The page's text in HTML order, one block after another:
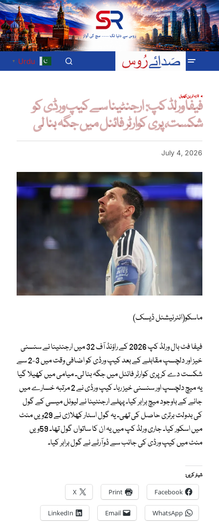
Urdu
▼
تازہ ترینکھیل
فیفا ورلڈ کپ: ارجنٹینا سے کیپ ورڈی کو
شکست، پری کوارٹر فائنل میں جگہ بنا لی
July 4, 2026
ماسکو(انٹرنیشنل ڈیسک)
فیفا فٹ بال ورلڈ کپ 2026 کے راؤنڈ آف 32 میں ارجنٹینا نے سنسنی
خیز اور دلچسپ مقابلے کے بعد کیپ ورڈی کو اضافی وقت میں 3-2 سے
شکست دے کر پری کوارٹر فائنل میں جگہ بنا لی۔ میامی میں کھیلا گیا
یہ میچ دلچسپ اور سنسنی خیز رہا۔ کیپ ورڈی نے 2 مرتبہ خسارے میں
جانے کے باوجود میچ برابر کیا۔ پہلے ارجنٹینا نے لیونل میسی کے گول
کی بدولت برتری حاصل کی تھی۔ یہ گول اسٹار کھلاڑی نے 29ویں منٹ
میں اسکور کیا۔ جاری ورلڈ کپ میں یہ ان کا ساتواں گول تھا۔ 59ویں
منٹ میں کیپ ورڈی کی جانب سے ڈوآرٹے نے گول برابر کیا۔
شیئر کریں:
Facebook
Print
X
WhatsApp
Email
LinkedIn